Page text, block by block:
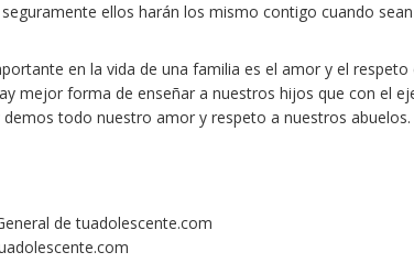
ellos harán los mismo contigo cuando
en la vida de una familia es el amor y el
mejor forma de enseñar a nuestros hijos que con el
todo nuestro amor y respeto a nuestros abuelos.
de tuadolescente.com